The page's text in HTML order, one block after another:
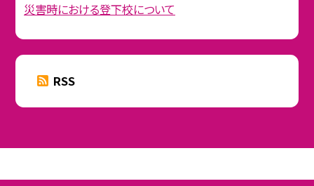
災害時における登下校について
RSS